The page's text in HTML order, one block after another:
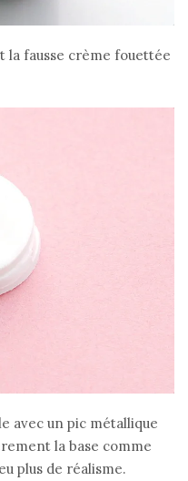
la fausse crème fouettée
avec un pic métallique
la base comme
plus de réalisme.